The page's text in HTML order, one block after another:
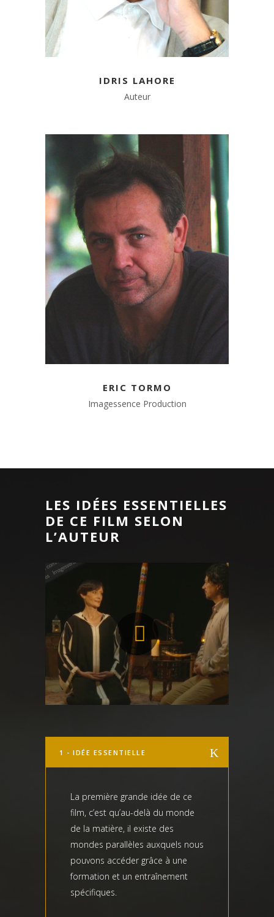
IDRIS LAHORE
Auteur
ERIC TORMO
Imagessence Production
LES IDÉES ESSENTIELLES
DE CE FILM SELON
L’AUTEUR
1 - IDÉE ESSENTIELLE
La première grande idée de ce
film, c’est qu’au-delà du monde
de la matière, il existe des
mondes parallèles auxquels nous
pouvons accéder grâce à une
formation et un entraînement
spécifiques.